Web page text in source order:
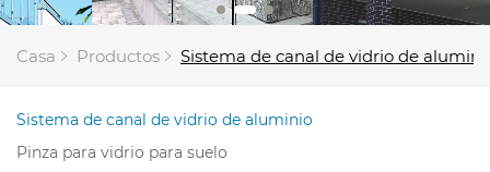
Casa Productos Sistema de canal de vidrio de
Sistema de canal de vidrio de aluminio
Pinza para vidrio para suelo